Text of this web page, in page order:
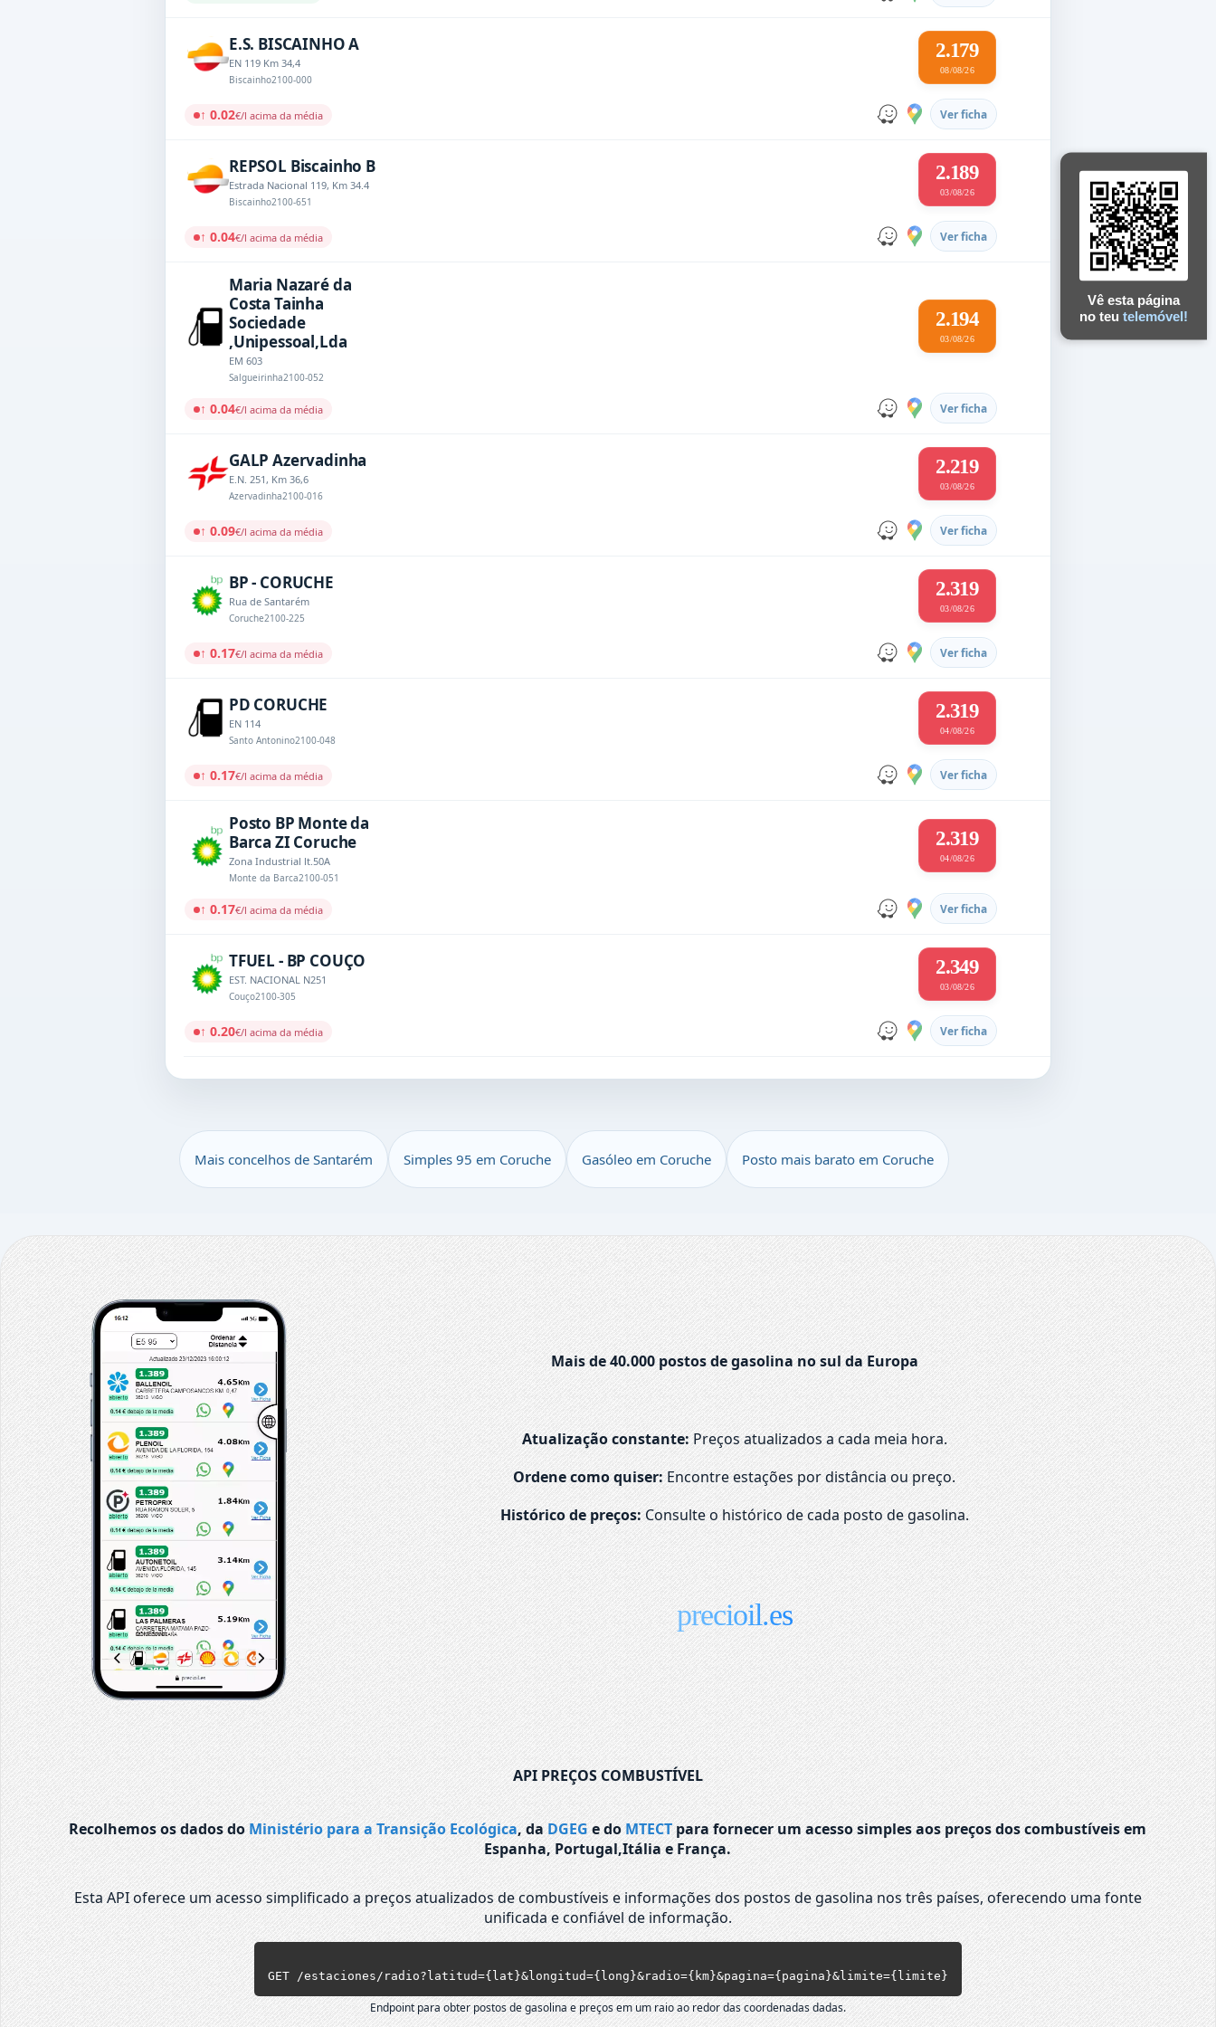
Vê esta página
no teu telemóvel!
E.S. BISCAINHO A
EN 119 Km 34,4
Biscainho2100-000
2.179
08/08/26
↑ 0.02€/l acima da média Ver ficha
REPSOL Biscainho B
Estrada Nacional 119, Km 34.4
Biscainho2100-651
2.189
03/08/26
↑ 0.04€/l acima da média Ver ficha
Maria Nazaré da
Costa Tainha
Sociedade
,Unipessoal,Lda
EM 603
Salgueirinha2100-052
2.194
03/08/26
↑ 0.04€/l acima da média Ver ficha
GALP Azervadinha
E.N. 251, Km 36,6
Azervadinha2100-016
2.219
03/08/26
↑ 0.09€/l acima da média Ver ficha
BP - CORUCHE
Rua de Santarém
Coruche2100-225
2.319
03/08/26
↑ 0.17€/l acima da média Ver ficha
PD CORUCHE
EN 114
Santo Antonino2100-048
2.319
04/08/26
↑ 0.17€/l acima da média Ver ficha
Posto BP Monte da
Barca ZI Coruche
Zona Industrial lt.50A
Monte da Barca2100-051
2.319
04/08/26
↑ 0.17€/l acima da média Ver ficha
TFUEL - BP COUÇO
EST. NACIONAL N251
Couço2100-305
2.349
03/08/26
↑ 0.20€/l acima da média Ver ficha
Mais concelhos de Santarém Simples 95 em Coruche Gasóleo em Coruche Posto mais barato em Coruche
Mais de 40.000 postos de gasolina no sul da Europa
Atualização constante: Preços atualizados a cada meia hora.
Ordene como quiser:Encontre estações por distância ou preço.
Histórico de preços: Consulte o histórico de cada posto de gasolina.
precioil.es
API PREÇOS COMBUSTÍVEL
Recolhemos os dados do Ministério para a Transição Ecológica, da DGEG e doMTECT para fornecer um acesso simples aos preços dos combustíveis em
Espanha, Portugal,Itália e França.
Esta API oferece um acesso simplificado a preços atualizados de combustíveis e informações dos postos de gasolina nos três países, oferecendo uma fonte
unificada e confiável de informação.
GET /estaciones/radio?latitud={lat}&longitud={long}&radio={km}&pagina={pagina}&limite={limite}
Endpoint para obter postos de gasolina e preços em um raio ao redor das coordenadas dadas.